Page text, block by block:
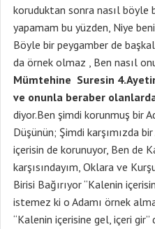
koruduktan sonra nasıl böyle
yapamam bu yüzden, Niye
Böyle bir peygamber de
da örnek olmaz , Ben nasıl
Mümtehine Suresin
ve onunla beraber
diyor.Ben şimdi korunmuş bir
Düşünün; Şimdi karşımızda
içerisin de korunuyor, Ben de
karşısındayım, Oklara ve
Birisi Bağırıyor “Kalenin
istemez ki o Adamı örnek
“Kalenin içerisine gel, içeri gir”